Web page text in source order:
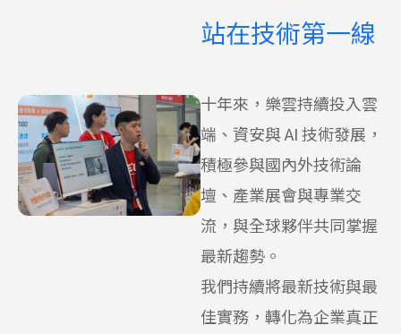
站在技術第一線
十年來，樂雲持續投入雲
端、資安與 AI 技術發展，
積極參與國內外技術論
壇、產業展會與專業交
流，與全球夥伴共同掌握
最新趨勢。
我們持續將最新技術與最
佳實務，轉化為企業真正